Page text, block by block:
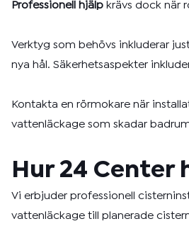
Professionell hjälp krävs dock när
Verktyg som behövs inkluderar
nya hål. Säkerhetsaspekter
Kontakta en rörmokare när
vattenläckage som skadar
Hur 24
Vi erbjuder professionell
vattenläckage till planerade